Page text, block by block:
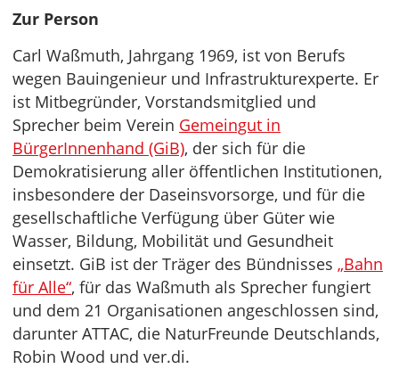
Zur Person
Carl Waßmuth, Jahrgang 1969, ist von Berufs
wegen Bauingenieur und Infrastrukturexperte. Er
ist Mitbegründer, Vorstandsmitglied und
Sprecher beim Verein Gemeingut in
BürgerInnenhand (GiB), der sich für die
Demokratisierung aller öffentlichen Institutionen,
insbesondere der Daseinsvorsorge, und für die
gesellschaftliche Verfügung über Güter wie
Wasser, Bildung, Mobilität und Gesundheit
einsetzt. GiB ist der Träger des Bündnisses „Bahn
für Alle“, für das Waßmuth als Sprecher fungiert
und dem 21 Organisationen angeschlossen sind,
darunter ATTAC, die NaturFreunde Deutschlands,
Robin Wood und ver.di.